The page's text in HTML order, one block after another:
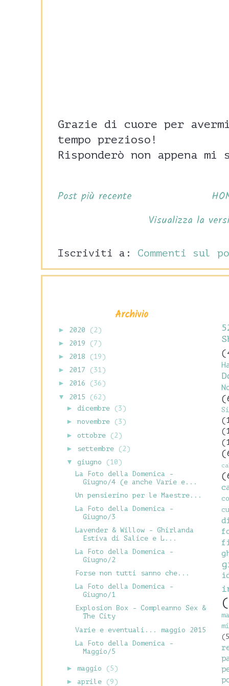
Grazie di cuore per
tempo prezioso!
Risponderò non appena
Post più recente
Visualizza la
Iscriviti a: Commenti sul
Archivio
► 2020
(2)
► 2019
(7)
► 2018
(19)
► 2017
(31)
► 2016
(36)
▼
2015
(62)
► dicembre
(3)
►novembre
(3)
► ottobre
(2)
►
settembre
(2)
▼ giugno
(10)
La Foto della Domenica -
Giugno/4 (e anche Varie e...
Un pensierino per le Maestre...
La Foto della Domenica -
Giugno/3
Lavender & Willow - Ghirlanda
Estiva di Salice e L...
La Foto della Domenica -
Giugno/2
Forse non tutti sanno che...
La Foto della Domenica -
Giugno/1
Explosion Box - Compleanno Sex &
The City
Varie e eventuali... maggio 2015
La Foto della Domenica -
Maggio/5
► maggio
(5)
► aprile (9)